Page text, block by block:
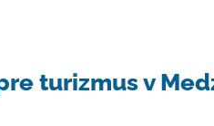
turizmus v